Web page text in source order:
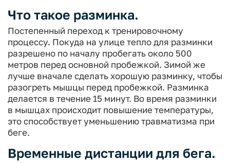
Что такое разминка.
Постепенный переход к тренировочному
процессу. Покуда на улице тепло для разминки
разрешено по началу пробегать около 500
метров перед основной пробежкой. Зимой же
лучше вначале сделать хорошую разминку, чтобы
разогреть мышцы перед пробежкой. Разминка
делается в течение 15 минут. Во время разминки
в мышцах происходит повышение температуры,
это способствует уменьшению травматизма при
беге.
Временные дистанции для бега.